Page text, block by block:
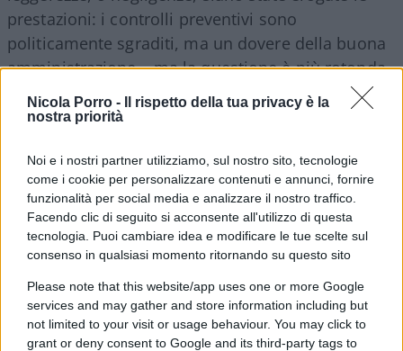
Nicola Porro -
Il rispetto della tua privacy è la
nostra priorità
Noi e i nostri partner utilizziamo, sul nostro sito, tecnologie
come i cookie per personalizzare contenuti e annunci, fornire
funzionalità per social media e analizzare il nostro traffico.
Facendo clic di seguito si acconsente all'utilizzo di questa
tecnologia. Puoi cambiare idea e modificare le tue scelte sul
consenso in qualsiasi momento ritornando su questo sito
Please note that this website/app uses one or more Google
services and may gather and store information including but
not limited to your visit or usage behaviour. You may click to
grant or deny consent to Google and its third-party tags to
prestazioni: i controlli preventivi sono
politicamente sgraditi, ma un dovere della buona
amministrazione – ma la questione è più rotonda.
E va ben oltre la colpevole mala amministrazione.
Maio per gli eccessi del giustizialismo grillino.
Benvenute. Tardive. Parziali. Ma l’ideologia che le
ha generate somiglia a quella che teorizzava la
fine del lavoro, prima ancora di celebrare la fine
della povertà.Beppe Grillovaticinava così,
qualche anno fa, prima di aprire la scatola di
tonno in Parlamento: “Politici ed economisti si
impegnano tutti a capire come produrre di più.